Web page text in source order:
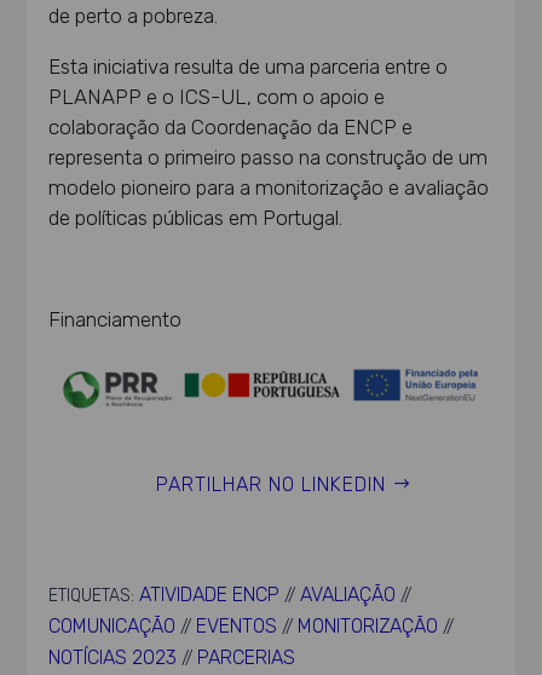
de perto a pobreza.
Esta iniciativa resulta de uma parceria entre o
PLANAPP e o ICS-UL, com o apoio e
colaboração da Coordenação da ENCP e
representa o primeiro passo na construção de um
modelo pioneiro para a monitorização e avaliação
de políticas públicas em Portugal.
Financiamento
PARTILHAR NO LINKEDIN
ETIQUETAS:ATIVIDADE ENCP //AVALIAÇÃO //
COMUNICAÇÃO // EVENTOS // MONITORIZAÇÃO //
NOTÍCIAS 2023 // PARCERIAS